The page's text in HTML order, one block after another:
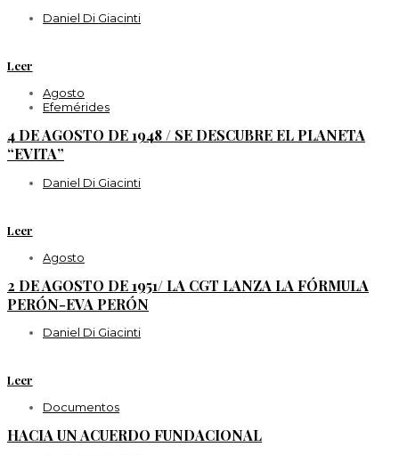
Daniel Di Giacinti
Leer
Agosto
Efemérides
4 DE AGOSTO DE 1948 / SE DESCUBRE EL PLANETA
“EVITA”
Daniel Di Giacinti
Leer
Agosto
2 DE AGOSTO DE 1951/ LA CGT LANZA LA FÓRMULA
PERÓN-EVA PERÓN
Daniel Di Giacinti
Leer
Documentos
HACIA UN ACUERDO FUNDACIONAL